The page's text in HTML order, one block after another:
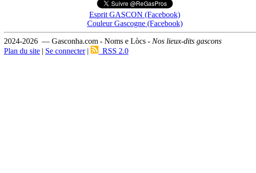
Esprit GASCON (Facebook)
Couleur Gascogne (Facebook)
2024-2026 — Gasconha.com - Noms e Lòcs - Nos lieux-dits gascons
Plan du site | Se connecter| RSS 2.0